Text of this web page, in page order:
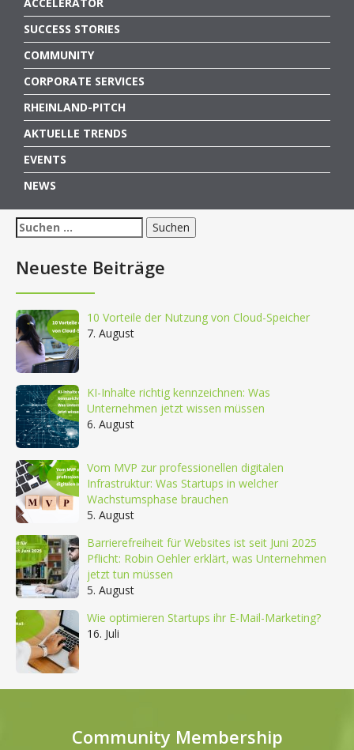
SUCCESS STORIES
COMMUNITY
CORPORATE SERVICES
RHEINLAND-PITCH
AKTUELLE TRENDS
EVENTS
NEWS
Suchen
nach:
Neueste Beiträge
10 Vorteile der Nutzung von Cloud-Speicher
7. August
KI-Inhalte richtig kennzeichnen: Was
Unternehmen jetzt wissen müssen
6. August
Vom MVP zur professionellen digitalen
Infrastruktur: Was Startups in welcher
Wachstumsphase brauchen
5. August
Barrierefreiheit für Websites ist seit Juni 2025
Pflicht: Robin Oehler erklärt, was Unternehmen
jetzt tun müssen
5. August
Wie optimieren Startups ihr E-Mail-Marketing?
16. Juli
Community Membership